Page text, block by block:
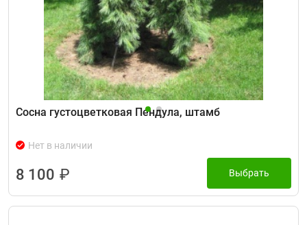
Сосна густоцветковая Пендула, штамб
Нет в наличии
8 100 ₽ Выбрать